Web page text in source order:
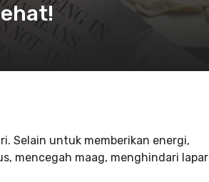
Selain untuk memberikan energi,
mencegah maag, menghindari lapar